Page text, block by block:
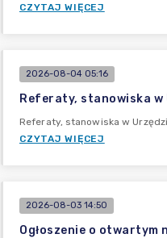
CZYTAJ WIĘCEJ
2026-08-04 05:16
Referaty, stanowiska w
Referaty, stanowiska w
CZYTAJ WIĘCEJ
2026-08-03 14:50
Ogłoszenie o otwartym